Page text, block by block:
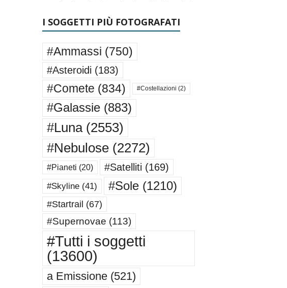
I SOGGETTI PIÙ FOTOGRAFATI
#Ammassi (750)
#Asteroidi (183)
#Comete (834) #Costellazioni (2)
#Galassie(883)
#Luna(2553)
#Nebulose(2272)
#Pianeti (20) #Satelliti (169)
#Skyline(41) #Sole(1210)
#Startrail (67)
#Supernovae (113)
#Tutti i soggetti
(13600)
a Emissione(521)